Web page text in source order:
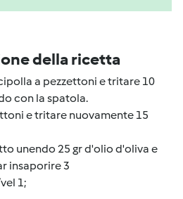
della ricetta
a pezzettoni e tritare 10
con la spatola.
e tritare nuovamente 15
unendo 25 gr d'olio d'oliva e
insaporire 3
1;